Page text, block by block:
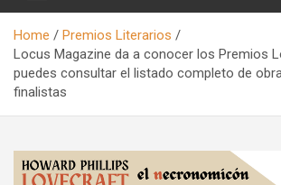
Home
Premios Literarios
Locus Magazine da a conocer los Premios
puedes consultar el listado completo de
finalistas